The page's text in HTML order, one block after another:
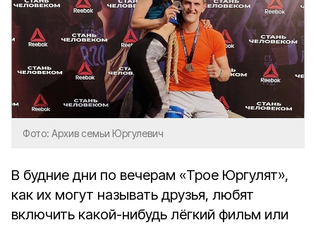
Фото: Архив семьи Юргулевич
В будние дни по вечерам «Трое Юргулят»,
как их могут называть друзья, любят
включить какой-нибудь лёгкий фильм или